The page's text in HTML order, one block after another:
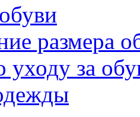
размера
уходу за